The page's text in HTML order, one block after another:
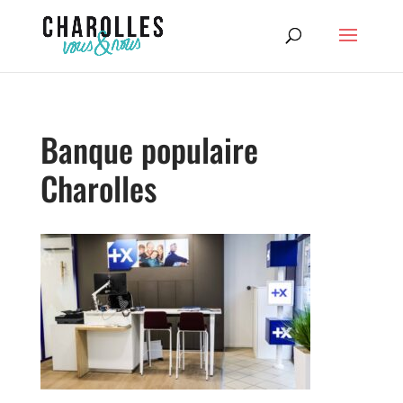
Banque populaire
Charolles